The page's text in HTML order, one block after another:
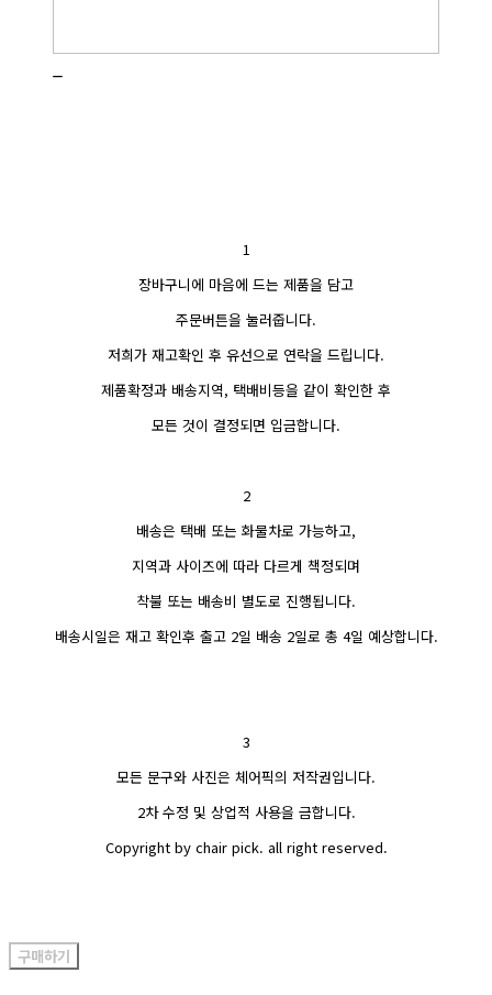
1
장바구니에 마음에 드는 제품을 담고
주문버튼을 눌러줍니다.
저희가 재고확인 후 유선으로 연락을 드립니다.
제품확정과 배송지역, 택배비등을 같이 확인한 후
모든 것이 결정되면 입금합니다.
2
배송은 택배 또는 화물차로 가능하고,
지역과 사이즈에 따라 다르게 책정되며
착불 또는 배송비 별도로 진행됩니다.
배송시일은 재고 확인후 출고 2일 배송 2일로 총 4일 예상합니다.
3
모든 문구와 사진은 체어픽의 저작권입니다.
2차 수정 및 상업적 사용을 금합니다.
Copyright by chair pick. all right reserved.
구매하기